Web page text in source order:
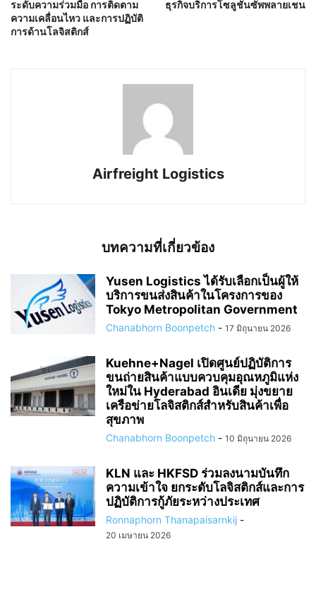
ระดับความร่วมมือ การติดตาม
ความเคลื่อนไหว และการปฏิบัติ
การด้านโลจิสติกส์
ธุรกิจบริการโซลูชันซัพพลายเชน
Airfreight Logistics
บทความที่เกี่ยวข้อง
Yusen Logistics ได้รับเลือกเป็นผู้ให้
บริการขนส่งสินค้าในโครงการของ
Tokyo Metropolitan Government
Chanabhorn Boonpetch - 17 มิถุนายน 2026
Kuehne+Nagel เปิดศูนย์ปฏิบัติการ
ขนถ่ายสินค้าแบบควบคุมอุณหภูมิแห่ง
ใหม่ใน Hyderabad อินเดีย มุ่งขยาย
เครือข่ายโลจิสติกส์สำหรับสินค้าเพื่อ
สุขภาพ
Chanabhorn Boonpetch - 10 มิถุนายน 2026
KLN และ HKFSD ร่วมลงนามบันทึก
ความเข้าใจ ยกระดับโลจิสติกส์และการ
ปฏิบัติการกู้ภัยระหว่างประเทศ
Ronnaphorn Thanapaisarnkij -
20 เมษายน 2026